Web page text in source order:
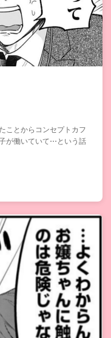
ことからコンセプトカフ
が働いていて⋯という話